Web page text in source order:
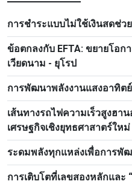
การชำระแบบไม่ใช้เงินสดช่ว
ข้อตกลงกับ EFTA: ขยายโอก
เวียดนาม - ยุโรป
การพัฒนาพลังงานแสงอาทิต
เส้นทางรถไฟความเร็วสูงฮา
เศรษฐกิจเชิงยุทธศาสาตร์ใหม่
ระดมพลังทุกแหล่งเพื่อการพั
การเติบโตที่เลขสองหลักและ